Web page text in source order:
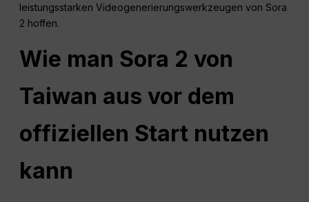
leistungsstarken Videogenerierungswerkzeugen von Sora
2 hoffen.
Wie man Sora 2 von
Taiwan aus vor dem
offiziellen Start nutzen
kann